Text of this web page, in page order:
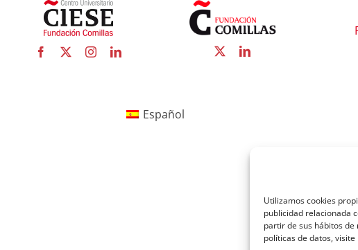
Utilizamos cookies
publicidad relacionada
partir de sus hábitos
políticas de datos, visite
Español